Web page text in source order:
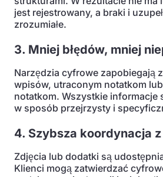
jest rejestrowany, a braki i
zrozumiałe.
3. Mniej błędów, mniej
Narzędzia cyfrowe zapobiegają
wpisów, utraconym notatkom
notatkom. Wszystkie informacje
w sposób przejrzysty i
4. Szybsza koordynacja
Zdjęcia lub dodatki są
Klienci mogą zatwierdzać